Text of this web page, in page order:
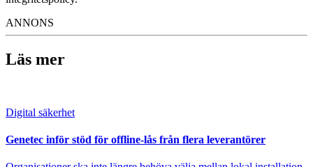
ANNONS
Läs mer
Digital säkerhet
Genetec inför stöd för offline-lås från flera leverantörer